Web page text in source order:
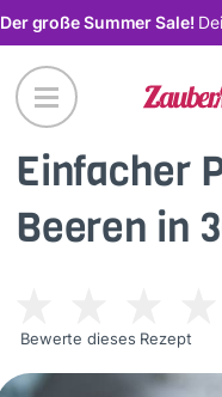
Direkt
zum
Inhalt
Der große Summer Sale!
Einfacher
Beeren in
Bewerte dieses Rezept